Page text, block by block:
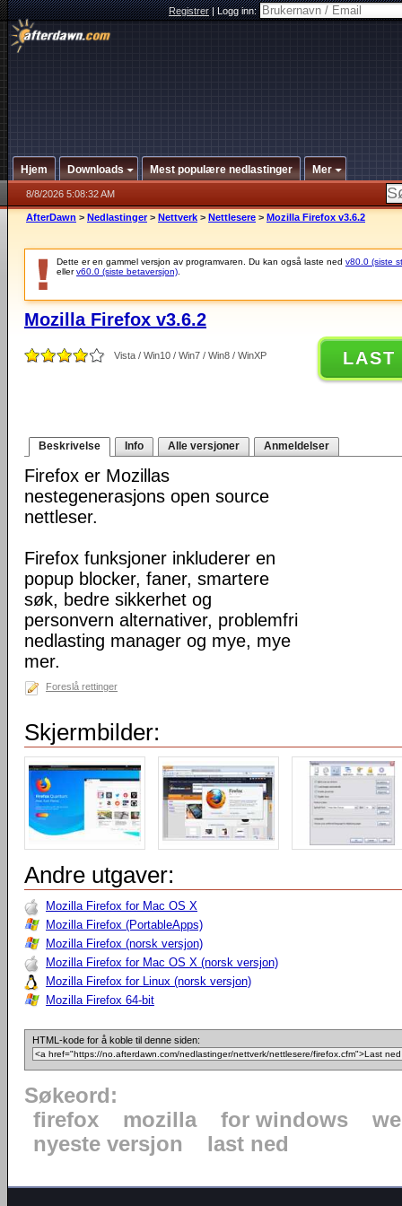
Registrer|Logg inn:
Hjem Downloads Mest populære nedlastinger Mer
8/8/2026 5:08:32 AM
AfterDawn > Nedlastinger > Nettverk > Nettlesere > Mozilla Firefox v3.6.2
Dette er en gammel versjon av programvaren. Du kan også laste ned v80.0 (siste
ellerv60.0 (siste betaversjon)
Mozilla Firefox v3.6.2
Vista / Win10 / Win7 / Win8 / WinXP LAST
Beskrivelse Info Alle versjoner Anmeldelser
Firefox er Mozillas
nestegenerasjons open source
nettleser.
Firefox funksjoner inkluderer en
popup blocker, faner, smartere
søk, bedre sikkerhet og
personvern alternativer, problemfri
nedlasting manager og mye, mye
mer.
Foreslå rettinger
Skjermbilder:
Andre utgaver:
Mozilla Firefox for Mac OS X
Mozilla Firefox (PortableApps)
Mozilla Firefox (norsk versjon)
Mozilla Firefox for Mac OS X (norsk versjon)
Mozilla Firefox for Linux (norsk versjon)
Mozilla Firefox 64-bit
HTML-kode for å koble til denne siden:
Søkeord:
firefox
mozilla for windows
nyeste versjon
last ned